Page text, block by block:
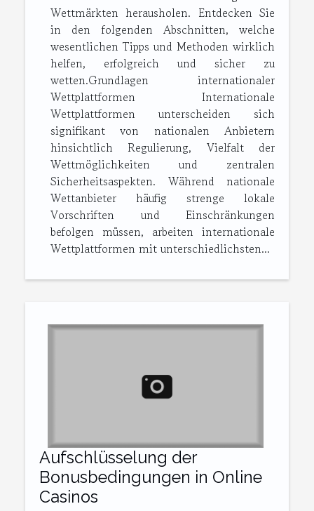
Wettmärkten herausholen. Entdecken Sie
in den folgenden Abschnitten, welche
wesentlichen Tipps und Methoden wirklich
helfen, erfolgreich und sicher zu
wetten.Grundlagen internationaler
Wettplattformen Internationale
Wettplattformen unterscheiden sich
signifikant von nationalen Anbietern
hinsichtlich Regulierung, Vielfalt der
Wettmöglichkeiten und zentralen
Sicherheitsaspekten. Während nationale
Wettanbieter häufig strenge lokale
Vorschriften und Einschränkungen
befolgen müssen, arbeiten internationale
Wettplattformen mit unterschiedlichsten...
Aufschlüsselung der
Bonusbedingungen in Online
Casinos